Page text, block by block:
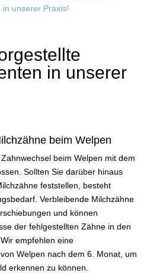
in unserer Praxis!
in unserer
beim Welpen
beim Welpen mit dem
Sollten Sie darüber hinaus
feststellen, besteht
Verbleibende Milchzähne
und können
der fehlgestellten Zähne in den
empfehlen eine
Welpen nach dem 6. Monat, um
erkennen zu können.